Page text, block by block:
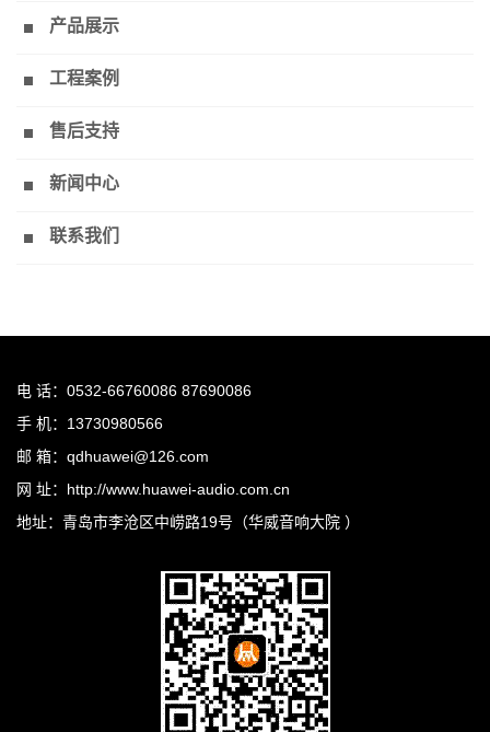
产品展示
工程案例
售后支持
新闻中心
联系我们
电 话：0532-66760086 87690086
手 机：13730980566
邮 箱：qdhuawei@126.com
网 址：http://www.huawei-audio.com.cn
地址：青岛市李沧区中崂路19号（华威音响大院 ）